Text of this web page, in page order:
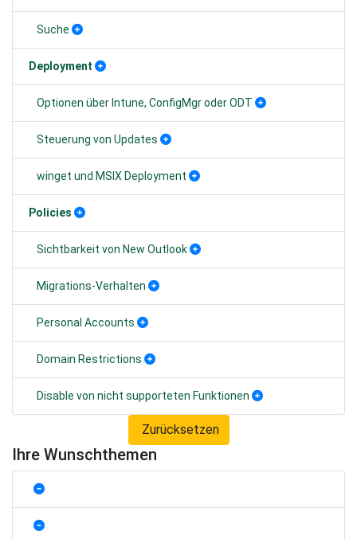
Suche
Deployment
Optionen über Intune, ConfigMgr oder ODT
Steuerung von Updates
winget und MSIX Deployment
Policies
Sichtbarkeit von New Outlook
Migrations-Verhalten
Personal Accounts
Domain Restrictions
Disable von nicht supporteten Funktionen
Zurücksetzen
Ihre Wunschthemen